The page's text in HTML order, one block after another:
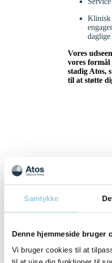
Samtykke
Denne hjemmeside bruger
Vi bruger cookies til at
til at vise dig funktioner til
Klinisk
Vores
vores
stadig Atos,
til at støtte
Choose
language: